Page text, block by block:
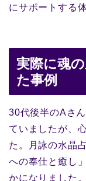
にサポートする
実際に魂
た事例
30代後半のAさ
ていましたが、
た。月詠の水晶
への奉仕と癒し
かになりました。